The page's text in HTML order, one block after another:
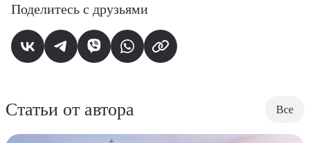
Поделитесь с друзьями
Статьи от автора Все